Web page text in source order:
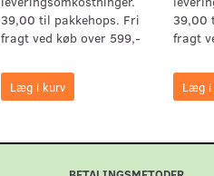
39,00 til pakkehops. Fri
fragt ved køb over 599,-
Læg i kurv
39,00
fragt
Læg i